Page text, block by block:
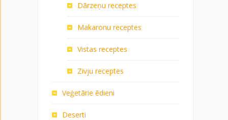
Dārzeņu receptes
Makaronu receptes
Vistas receptes
Zivju receptes
Veģetārie ēdieni
Deserti